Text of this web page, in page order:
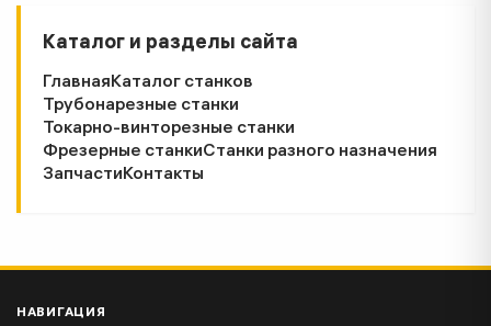
Каталог и разделы сайта
ГлавнаяКаталог станков
Трубонарезные станки
Токарно-винторезные станки
Фрезерные станкиСтанки разного назначения
ЗапчастиКонтакты
НАВИГАЦИЯ